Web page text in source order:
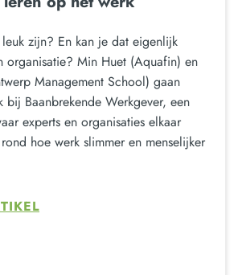
zijn? En kan je dat eigenlijk
organisatie? Min Huet (Aquafin) en
Management School) gaan
bij Baanbrekende Werkgever, een
experts en organisaties elkaar
hoe werk slimmer en menselijker